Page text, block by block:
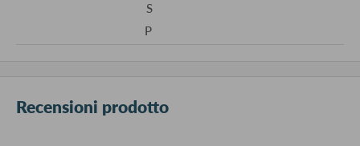
S
P
Recensioni prodotto